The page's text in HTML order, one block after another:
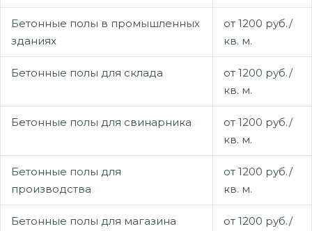
Бетонные полы в промышленных
зданиях
от 1200 руб./
кв. м.
Бетонные полы для склада
от 1200 руб./
кв. м.
Бетонные полы для свинарника
от 1200 руб./
кв. м.
Бетонные полы для
производства
от 1200 руб./
кв. м.
Бетонные полы для магазина
от 1200 руб./